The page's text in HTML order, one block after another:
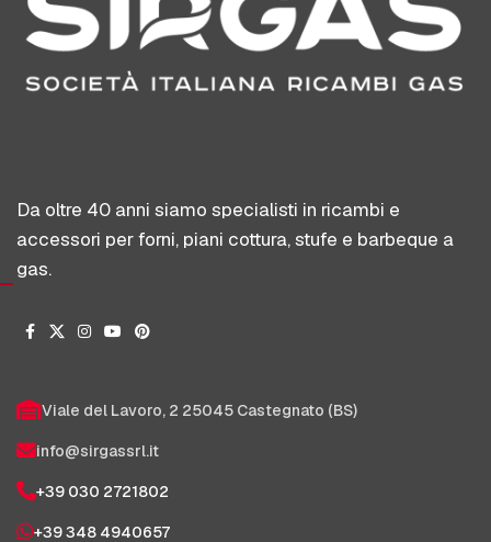
Da oltre 40 anni siamo specialisti in ricambi e
accessori per forni, piani cottura, stufe e barbeque a
gas.
Viale del Lavoro, 2 25045 Castegnato (BS)
info@sirgassrl.it
+39 030 2721802
+39 348 4940657